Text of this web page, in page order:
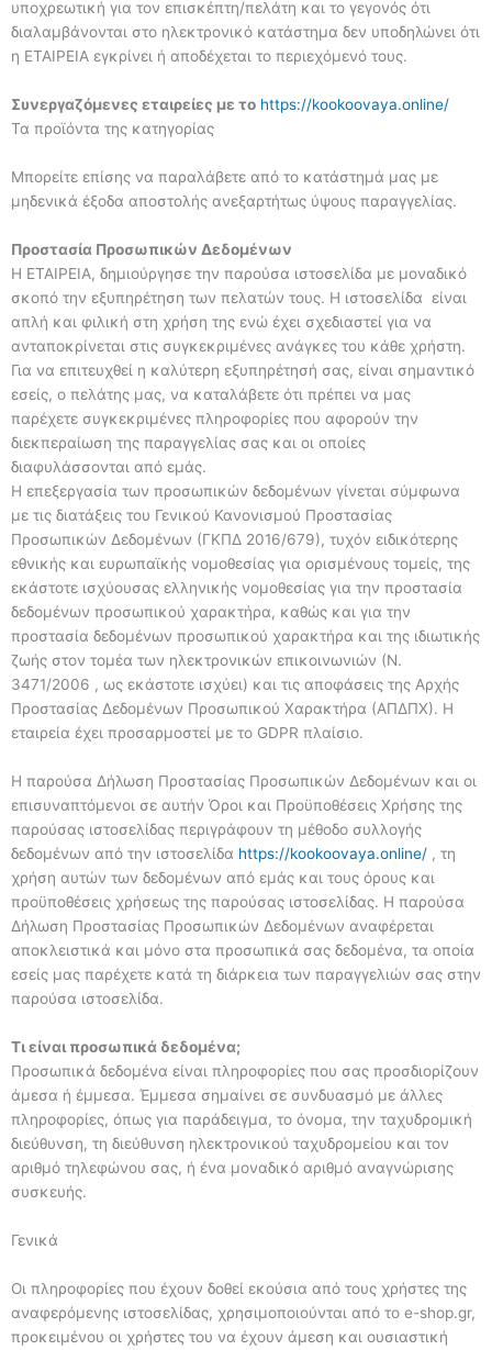
υποχρεωτική για τον επισκέπτη/πελάτη και το γεγονός ότι
διαλαμβάνονται στο ηλεκτρονικό κατάστημα δεν υποδηλώνει ότι
η ΕΤΑΙΡΕΙΑ εγκρίνει ή αποδέχεται το περιεχόμενό τους.
Συνεργαζόμενες εταιρείες με το https://kookoovaya.online/
Τα προϊόντα της κατηγορίας
Μπορείτε επίσης να παραλάβετε από το κατάστημά μας με
μηδενικά έξοδα αποστολής ανεξαρτήτως ύψους παραγγελίας.
Προστασία Προσωπικών Δεδομένων
H ΕΤΑΙΡΕΙΑ, δημιούργησε την παρούσα ιστοσελίδα με μοναδικό
σκοπό την εξυπηρέτηση των πελατών τους. Η ιστοσελίδα είναι
απλή και φιλική στη χρήση της ενώ έχει σχεδιαστεί για να
ανταποκρίνεται στις συγκεκριμένες ανάγκες του κάθε χρήστη.
Για να επιτευχθεί η καλύτερη εξυπηρέτησή σας, είναι σημαντικό
εσείς, ο πελάτης μας, να καταλάβετε ότι πρέπει να μας
παρέχετε συγκεκριμένες πληροφορίες που αφορούν την
διεκπεραίωση της παραγγελίας σας και οι οποίες
διαφυλάσσονται από εμάς.
Η επεξεργασία των προσωπικών δεδομένων γίνεται σύμφωνα
με τις διατάξεις του Γενικού Κανονισμού Προστασίας
Προσωπικών Δεδομένων (ΓΚΠΔ 2016/679), τυχόν ειδικότερης
εθνικής και ευρωπαϊκής νομοθεσίας για ορισμένους τομείς, της
εκάστοτε ισχύουσας ελληνικής νομοθεσίας για την προστασία
δεδομένων προσωπικού χαρακτήρα, καθώς και για την
προστασία δεδομένων προσωπικού χαρακτήρα και της ιδιωτικής
ζωής στον τομέα των ηλεκτρονικών επικοινωνιών (Ν.
3471/2006 , ως εκάστοτε ισχύει) και τις αποφάσεις της Αρχής
Προστασίας Δεδομένων Προσωπικού Χαρακτήρα (ΑΠΔΠΧ). Η
εταιρεία έχει προσαρμοστεί με το GDPR πλαίσιο.
Η παρούσα Δήλωση Προστασίας Προσωπικών Δεδομένων και οι
επισυναπτόμενοι σε αυτήν Όροι και Προϋποθέσεις Χρήσης της
παρούσας ιστοσελίδας περιγράφουν τη μέθοδο συλλογής
δεδομένων από την ιστοσελίδα https://kookoovaya.online/ , τη
χρήση αυτών των δεδομένων από εμάς και τους όρους και
προϋποθέσεις χρήσεως της παρούσας ιστοσελίδας. Η παρούσα
Δήλωση Προστασίας Προσωπικών Δεδομένων αναφέρεται
αποκλειστικά και μόνο στα προσωπικά σας δεδομένα, τα οποία
εσείς μας παρέχετε κατά τη διάρκεια των παραγγελιών σας στην
παρούσα ιστοσελίδα.
Τι είναι προσωπικά δεδομένα;
Προσωπικά δεδομένα είναι πληροφορίες που σας προσδιορίζουν
άμεσα ή έμμεσα. Έμμεσα σημαίνει σε συνδυασμό με άλλες
πληροφορίες, όπως για παράδειγμα, το όνομα, την ταχυδρομική
διεύθυνση, τη διεύθυνση ηλεκτρονικού ταχυδρομείου και τον
αριθμό τηλεφώνου σας, ή ένα μοναδικό αριθμό αναγνώρισης
συσκευής.
Γενικά
Οι πληροφορίες που έχουν δοθεί εκούσια από τους χρήστες της
αναφερόμενης ιστοσελίδας, χρησιμοποιούνται από το e-shop.gr,
προκειμένου οι χρήστες του να έχουν άμεση και ουσιαστική